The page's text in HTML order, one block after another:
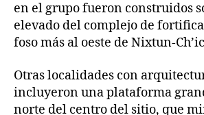
en el grupo fueron construidos
elevado del complejo de
foso más al oeste de Nixtun-
Otras localidades con
incluyeron una plataforma
norte del centro del sitio, que